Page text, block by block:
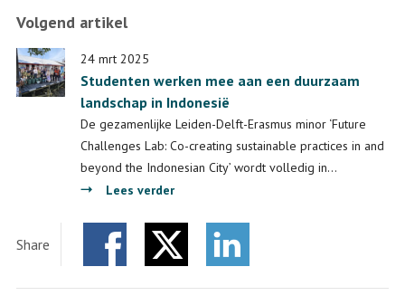
Volgend artikel
24 mrt 2025
Studenten werken mee aan een duurzaam
landschap in Indonesië
De gezamenlijke Leiden-Delft-Erasmus minor ‘Future
Challenges Lab: Co-creating sustainable practices in and
beyond the Indonesian City’ wordt volledig in…
Lees verder
werken
mee
Share